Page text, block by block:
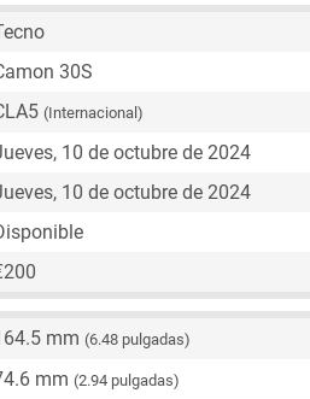
30S
(Internacional)
10 de octubre de 2024
10 de octubre de 2024
mm (6.48 pulgadas)
mm (2.94 pulgadas)